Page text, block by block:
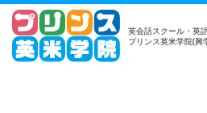
英会話スクール・英
プリンス英米学院(興